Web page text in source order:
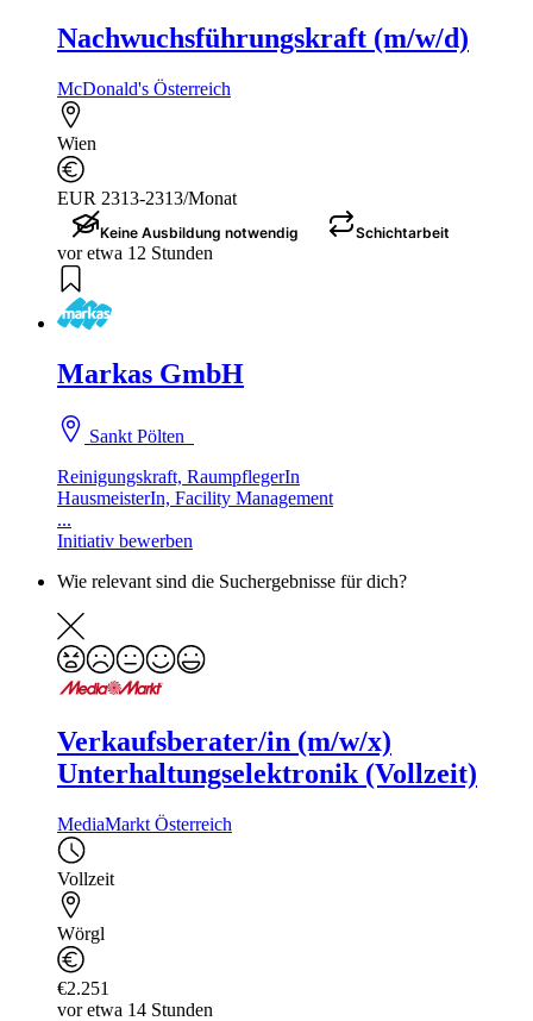
Nachwuchsführungskraft (m/w/d)
McDonald's Österreich
Wien
EUR 2313-2313/Monat
Keine Ausbildung notwendig Schichtarbeit
vor etwa 12 Stunden
Markas GmbH
Sankt Pölten
Reinigungskraft, RaumpflegerIn
HausmeisterIn, Facility Management
...
Initiativ bewerben
Wie relevant sind die Suchergebnisse für dich?
Verkaufsberater/in (m/w/x)
Unterhaltungselektronik (Vollzeit)
MediaMarkt Österreich
Vollzeit
Wörgl
€2.251
vor etwa 14 Stunden